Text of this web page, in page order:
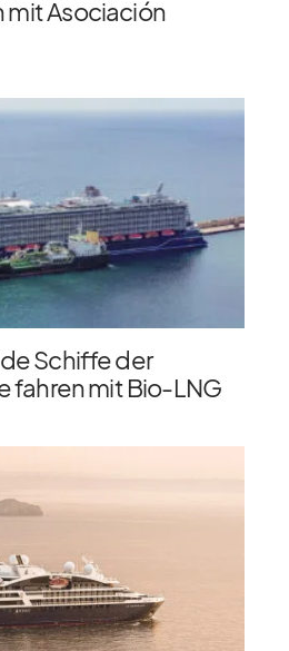
mit Asociación
Schiffe der
fahren mit Bio-LNG